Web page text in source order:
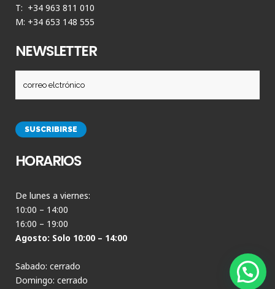
T: +34 963 811 010
M: +34 653 148 555
NEWSLETTER
HORARIOS
De lunes a viernes:
10:00 – 14:00
16:00 – 19:00
Agosto: Solo 10:00 – 14:00
Sabado: cerrado
Domingo: cerrado